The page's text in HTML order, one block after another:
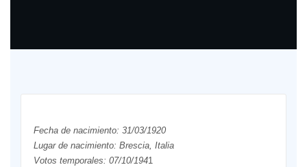
Fecha de nacimiento: 31/03/1920
Lugar de nacimiento: Brescia, Italia
Votos temporales: 07/10/1941